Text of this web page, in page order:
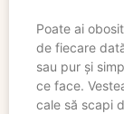
Poate ai
de fiecare
sau pur și
ce face.
cale să scapi